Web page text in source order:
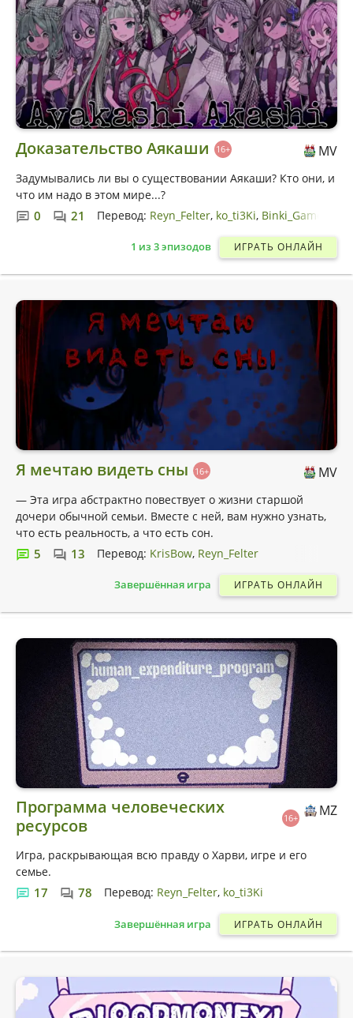
Доказательство Аякаши 16+ MV
Задумывались ли вы о существовании Аякаши? Кто они, и
что им надо в этом мире...?
0 21 Перевод: Reyn_Felter ko_ti3Ki Binki_Game
1 из 3 эпизодов ИГРАТЬ ОНЛАЙН
Я мечтаю видеть сны 16+ MV
— Эта игра абстрактно повествует о жизни старшой
дочери обычной семьи. Вместе с ней, вам нужно узнать,
что есть реальность, а что есть сон.
5 13 Перевод: KrisBow Reyn_Felter
Завершённая игра ИГРАТЬ ОНЛАЙН
Программа человеческих
ресурсов
16+ MZ
Игра, раскрывающая всю правду о Харви, игре и его
семье.
17 78 Перевод: Reyn_Felter ko_ti3Ki
Завершённая игра ИГРАТЬ ОНЛАЙН